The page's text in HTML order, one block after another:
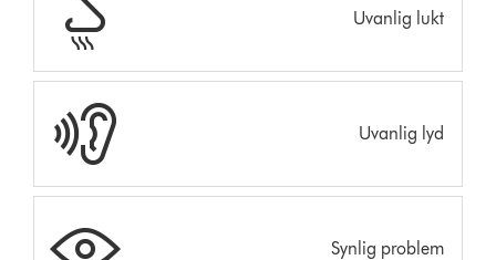
Uvanlig lukt
Uvanlig lyd
Synlig problem